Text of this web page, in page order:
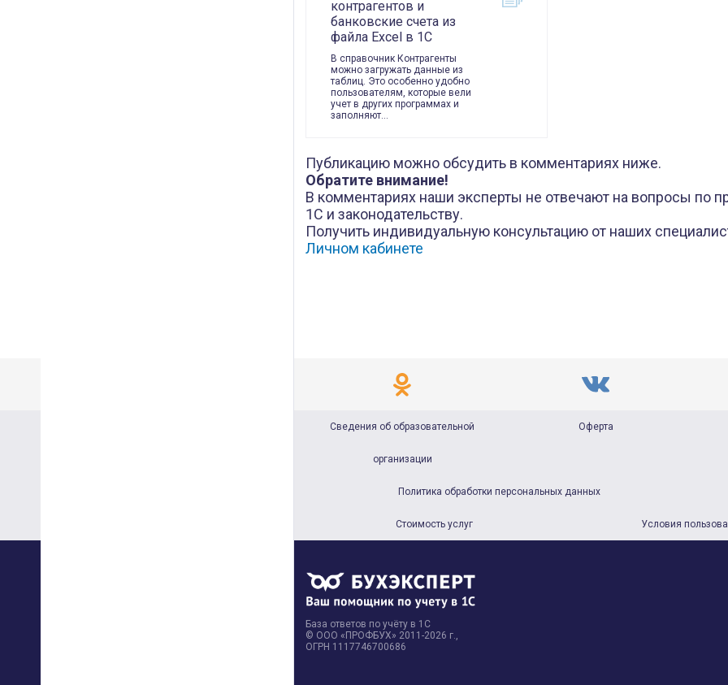
контрагентов и
банковские счета из
файла Excel в 1С
В справочник Контрагенты
можно загружать данные из
таблиц. Это особенно удобно
пользователям, которые вели
учет в других программах и
заполняют…
Публикацию можно обсудить в комментариях ниже.
Обратите внимание!
В комментариях наши эксперты не отвечают на вопросы по
1С и законодательству.
Получить индивидуальную консультацию от наших
Личном кабинете
Сведения об образовательной
организации
Оферта
Политика обработки персональных данных
Стоимость услуг Условия
База ответов по учёту в 1С
© ООО «ПРОФБУХ» 2011-2026 г.,
ОГРН 1117746700686